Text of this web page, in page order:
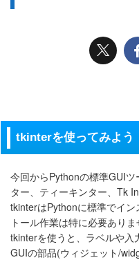
tkinterを使ってみよう
今回からPythonの標準GUIツ
ター、ティーキンター、Tk
tkinterはPythonに標準でイ
トール作業は特に必要ありま
tkinterを使うと、ラベルや入
GUIの部品(ウィジェット/